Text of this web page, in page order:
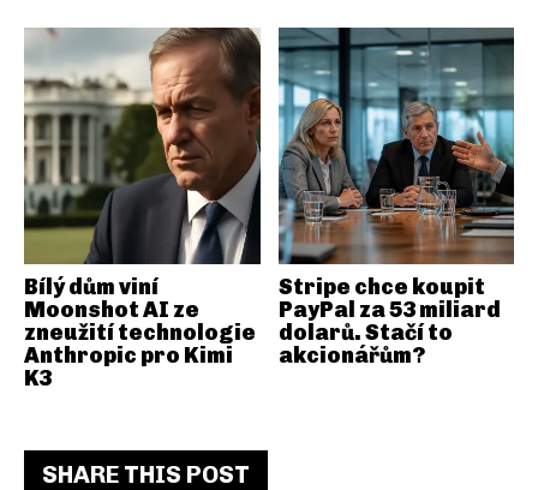
SHARE THIS POST
Bílý dům viní
Moonshot AI ze
zneužití technologie
Anthropic pro Kimi
K3
Stripe chce koupit
PayPal za 53 miliard
dolarů. Stačí to
akcionářům?